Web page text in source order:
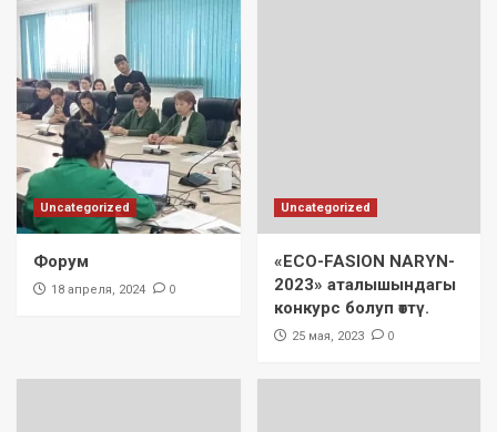
Uncategorized
Форум
18 апреля, 2024 0
Uncategorized
«ECO-FASION NARYN-
2023» аталышындагы
конкурс болуп өттү.
25 мая, 2023 0